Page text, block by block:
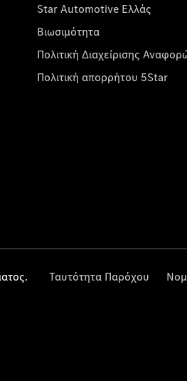
Star Automotive Ελλάς
Βιωσιμότητα
Πολιτική Διαχείρισης
Πολιτική απορρήτου 5Star
Ταυτότητα Παρόχου